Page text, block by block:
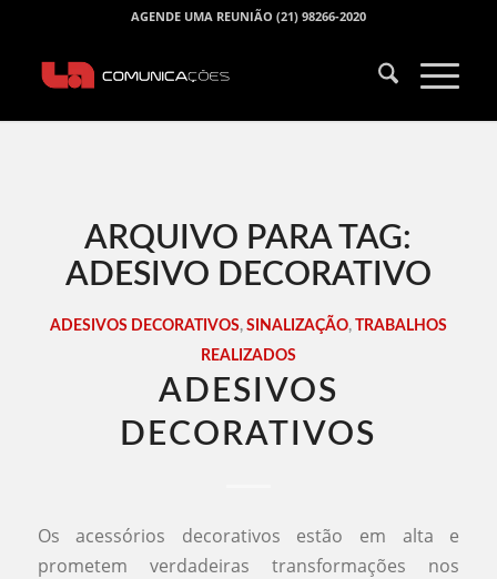
AGENDE UMA REUNIÃO (21) 98266-2020
ARQUIVO PARA TAG:
ADESIVO DECORATIVO
ADESIVOS DECORATIVOS, SINALIZAÇÃO, TRABALHOS
REALIZADOS
ADESIVOS
DECORATIVOS
Os acessórios decorativos estão em alta e
prometem verdadeiras transformações nos